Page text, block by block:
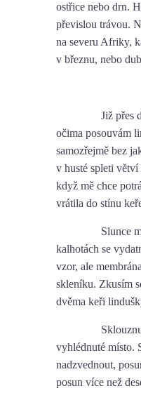
ostřice nebo drn.
převislou trávou.
na severu Afriky,
v březnu, nebo
Již přes dvě
očima posouvám
samozřejmě bez
v husté spleti
když mě chce
vrátila do stínu
Slunce má
kalhotách se
vzor, ale
skleníku. Zkusím
dvěma keři
Sklouznu do
vyhlédnuté místo.
nadzvednout,
posun více než